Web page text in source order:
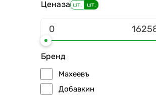
Ценаза шт. шт.
Бренд
Махеевъ
Добавкин